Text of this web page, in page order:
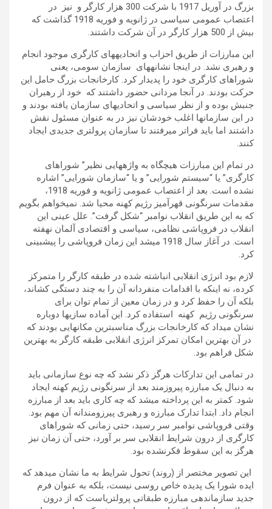
بزرگ در آوریل 1917 با شرکت 300 هزار کارگر و نیز در
اعتصاب عمومی سیاسی در ژانویه و فوریه 1918 گذاشت که
بیش از 500 هزار کارگر در آن شرکت داشتند.
این مبارزات از طریق احزاب و اتحادیه­های کارگری موجود انجام
و رهبری نشد. در این­جا نشانه­های سازمان سومی، یعنی
شوراهای کارگری خود را پدیدار کرد. کارخانجات بزرگ حامل این
حرکت بودند. در آنجا مردانی حضور داشتند که خود از رهبران
جنبش بوده و از نظر سیاسی و اتحادیه­ای سازمان یافته بودند و
در این سازمان­ها اغلب خودشان نیز در به عنوان مسئول نقش
داشتند اما باید فراتر می­رفتند تا سازمان پرولتری جدیدی ایجاد
کنند.
در تمام این مبارزات هیچ­گاه به واژه­هایی نظیر” شوراهای
کارگری” یا “سیستم شورایی” و یا “سازمان شورایی” اشاره
نشده است. بعد از اعتصاب عمومی ژانویه و فوریه 1918،
مقدمات سرنگونی قهرآمیز رژیم کهنه محیا شد. نمی­خواهم بگویم
که به این طریق انقلاب نوامبر “شکل گرفت”. علل عینی این
انقلاب در فروپاشی نظامی، سیاسی و اقتصادی آلمان نهفته
است. در آغاز سال 1918 می­شد این زمان فروپاشی را پیش­بینی
کرد.
لازم بود انرژی انقلابی انباشته شده در طبقه کارگر را متمرکز
کرده، نه اینکه با اقدامات منفردانه آن را به چند دستگی کشاند،
بلکه آن را حفظ کرد و در زمان معین از تمام توان برای
سرنگونی رژیم کهنه استفاده کرد. این آماده سازی­ها دوباره
نشان می­داد که کارخانجات بزرگ مناسب­ترین مکان­هایی بودند که
در آن بهترین امکان تمرکز انرژی انقلابی طبقه کارگر به بهترین
شکل فراهم بود.
در تمامی این تدارکات هرگز ذکر نشد که چه نوع سازمانی باید
به دنبال یک مبارزه پیروزمند بعد از سرنگونی رژیم کهنه ایجاد
شود. کمتر به این پرداخته می­شد که چه کاری باید بعد از مبارزه
انجام داد. ابتدا تدارک مبارزه و رهبری پیرزومندانه آن مهم بود.
وقتی فروپاشی نوامبر سر رسید، حتی زمانی که شوراهای
کارگری از درون شرایط انقلابی سر بر آورد، حتی آن زمان نیز
هرگز به این سقوط فکرنشده بود.
این تصویر مختصر از (روند) تحول شرایط به ما نشان می­دهد که
ایده شورا یک پدیده خاص روسی نیست، بلکه به عنوان فرم
جدید سازماندهی مبارزه طبقاتی پرولتریاست که از درون